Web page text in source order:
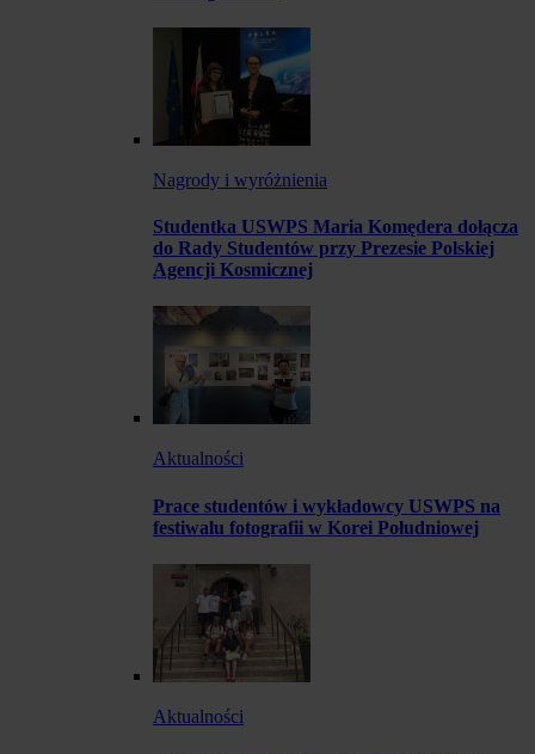
Nagrody i wyróżnienia
Studentka USWPS Maria Komędera dołącza
do Rady Studentów przy Prezesie Polskiej
Agencji Kosmicznej
Aktualności
Prace studentów i wykładowcy USWPS na
festiwalu fotografii w Korei Południowej
Aktualności